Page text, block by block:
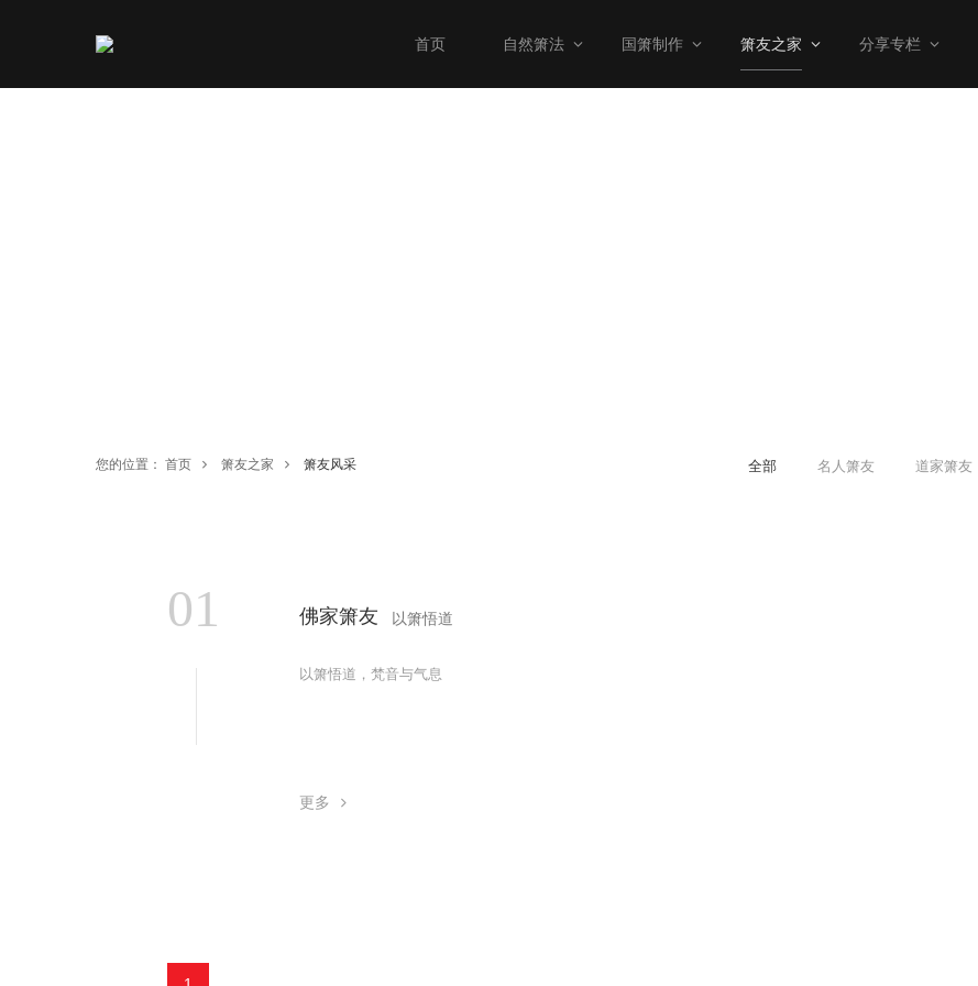
首页 自然箫法 国箫制作 箫友之家 分享专栏
您的位置： 首页 箫友之家 箫友风采 全部 名人箫友 道家箫友
01 佛家箫友 以箫悟道
以箫悟道，梵音与气息
01
更多